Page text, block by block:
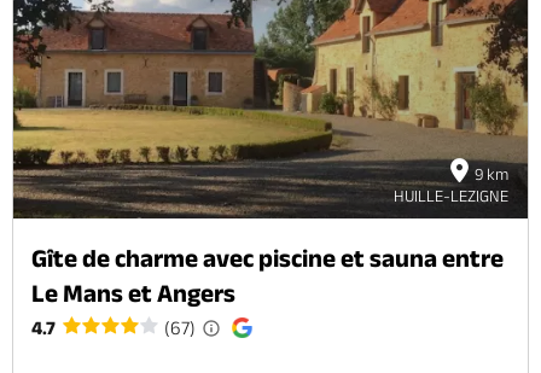
9 km
HUILLE-LEZIGNE
Gîte de charme avec piscine et sauna entre
Le Mans et Angers
4.7 (67)